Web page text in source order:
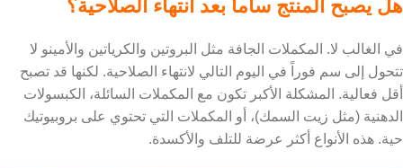
هل يصبح المنتج ساماً بعد انتهاء الصلاحية؟
في الغالب لا. المكملات الجافة مثل البروتين والكرياتين والأمينو لا
تتحول إلى سم فوراً في اليوم التالي لانتهاء الصلاحية. لكنها قد تصبح
أقل فعالية. المشكلة الأكبر تكون مع المكملات السائلة، الكبسولات
الدهنية (مثل زيت السمك)، أو المكملات التي تحتوي على بروبيوتيك
حية. هذه الأنواع أكثر عرضة للتلف والأكسدة.